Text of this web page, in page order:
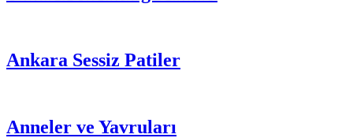
Ankara Sessiz Patiler
Anneler ve Yavruları